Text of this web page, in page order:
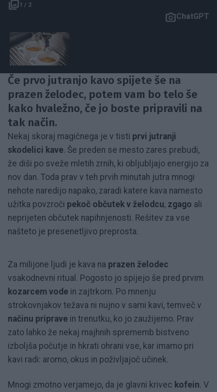
1 / 2
ChatGPT
Če prvo jutranjo kavo spijete še na
prazen želodec, potem vam bo telo še
kako hvaležno, če jo boste pripravili na
tak način.
Nekaj skoraj magičnega je v tisti prvi jutranji
skodelici kave. Še preden se mesto zares prebudi,
že diši po sveže mletih zrnih, ki obljubljajo energijo za
nov dan. Toda prav v teh prvih minutah jutra mnogi
nehote naredijo napako, zaradi katere kava namesto
užitka povzroči pekoč občutek v želodcu, zgago ali
neprijeten občutek napihnjenosti. Rešitev za vse
našteto je presenetljivo preprosta.
Za milijone ljudi je kava na prazen želodec
vsakodnevni ritual. Pogosto jo spijejo še pred prvim
kozarcem vode in zajtrkom. Po mnenju
strokovnjakov težava ni nujno v sami kavi, temveč v
načinu priprave in trenutku, ko jo zaužijemo. Prav
zato lahko že nekaj majhnih sprememb bistveno
izboljša počutje in hkrati ohrani vse, kar imamo pri
kavi radi: aromo, okus in poživljajoč učinek.
Mnogi zmotno verjamejo, da je glavni krivec kofein. V